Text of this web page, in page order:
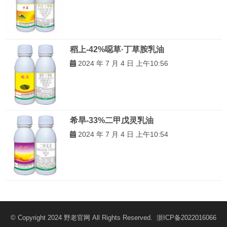
稻上-42%噁草·丁草胺乳油
2024 年 7 月 4 日 上午10:56
希旱-33%二甲戊灵乳油
2024 年 7 月 4 日 上午10:54
© Copyright 2024 野老官网 All Rights Reserved. 浙ICP备2022016066